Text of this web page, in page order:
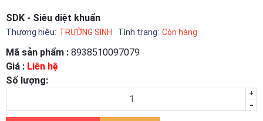
SDK - Siêu diệt khuẩn
Thương hiệu: TRƯỜNG SINH Tình trạng: Còn hàng
Mã sản phẩm : 8938510097079
Giá : Liên hệ
Số lượng:
+
-